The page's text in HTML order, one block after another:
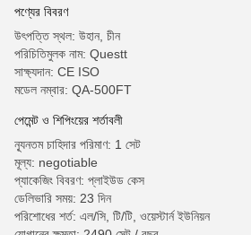
পণ্যের বিবরণ
উৎপত্তি স্থল: উহান, চীন
পরিচিতিমুলক নাম: Questt
সাক্ষ্যদান: CE ISO
মডেল নম্বার: QA-500FT
পেমেন্ট ও শিপিংয়ের শর্তাবলী
ন্যূনতম চাহিদার পরিমাণ: 1 সেট
মূল্য: negotiable
প্যাকেজিং বিবরণ: প্লাইউড কেস
ডেলিভারি সময়: 23 দিন
পরিশোধের শর্ত: এল/সি, টি/টি, ওয়েস্টার্ন ইউনিয়ন